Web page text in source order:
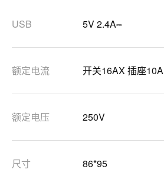
USB 5V 2.4A⎓
额定电流 开关16AX 插座10A
额定电压 250V
尺寸 86*95